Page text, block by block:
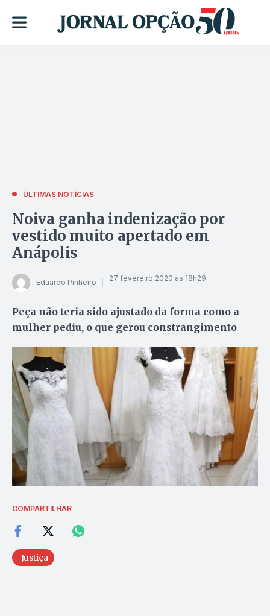
ÚLTIMAS NOTÍCIAS
Noiva ganha indenização por
vestido muito apertado em
Anápolis
Eduardo Pinheiro 27 fevereiro 2020 às 18h29
Peça não teria sido ajustado da forma como a
mulher pediu, o que gerou constrangimento
COMPARTILHAR
Justiça